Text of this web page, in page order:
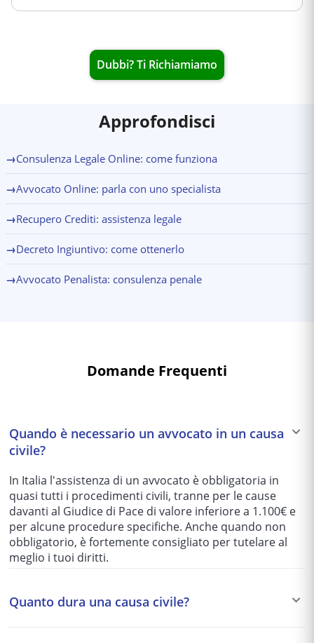
Dubbi? Ti Richiamiamo
Approfondisci
→Consulenza Legale Online: come funziona
→Avvocato Online: parla con uno specialista
→Recupero Crediti: assistenza legale
→Decreto Ingiuntivo: come ottenerlo
→Avvocato Penalista: consulenza penale
Domande Frequenti
Quando è necessario un avvocato in un causa
civile?
In Italia l'assistenza di un avvocato è obbligatoria in
quasi tutti i procedimenti civili, tranne per le cause
davanti al Giudice di Pace di valore inferiore a 1.100€ e
per alcune procedure specifiche. Anche quando non
obbligatorio, è fortemente consigliato per tutelare al
meglio i tuoi diritti.
Quanto dura una causa civile?